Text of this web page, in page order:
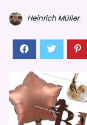
Heinrich Müller